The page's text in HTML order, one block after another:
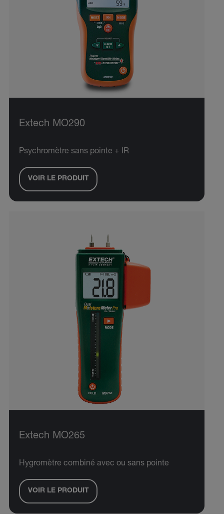
Extech MO290
Psychromètre sans pointe + IR
VOIR LE PRODUIT
Extech MO265
Hygromètre combiné avec ou sans pointe
VOIR LE PRODUIT